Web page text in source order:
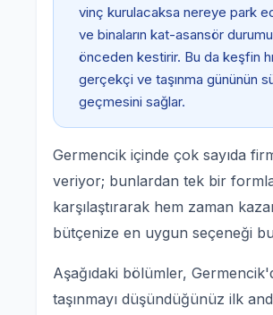
vinç kurulacaksa nereye park
ve binaların kat-asansör
önceden kestirir. Bu da keşfin
gerçekçi ve taşınma gününün
geçmesini sağlar.
Germencik içinde çok sayıda
veriyor; bunlardan tek bir
karşılaştırarak hem zaman
bütçenize en uygun seçeneği
Aşağıdaki bölümler,
taşınmayı düşündüğünüz ilk